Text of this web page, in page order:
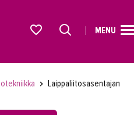
MENU
Laippaliitosasentajan